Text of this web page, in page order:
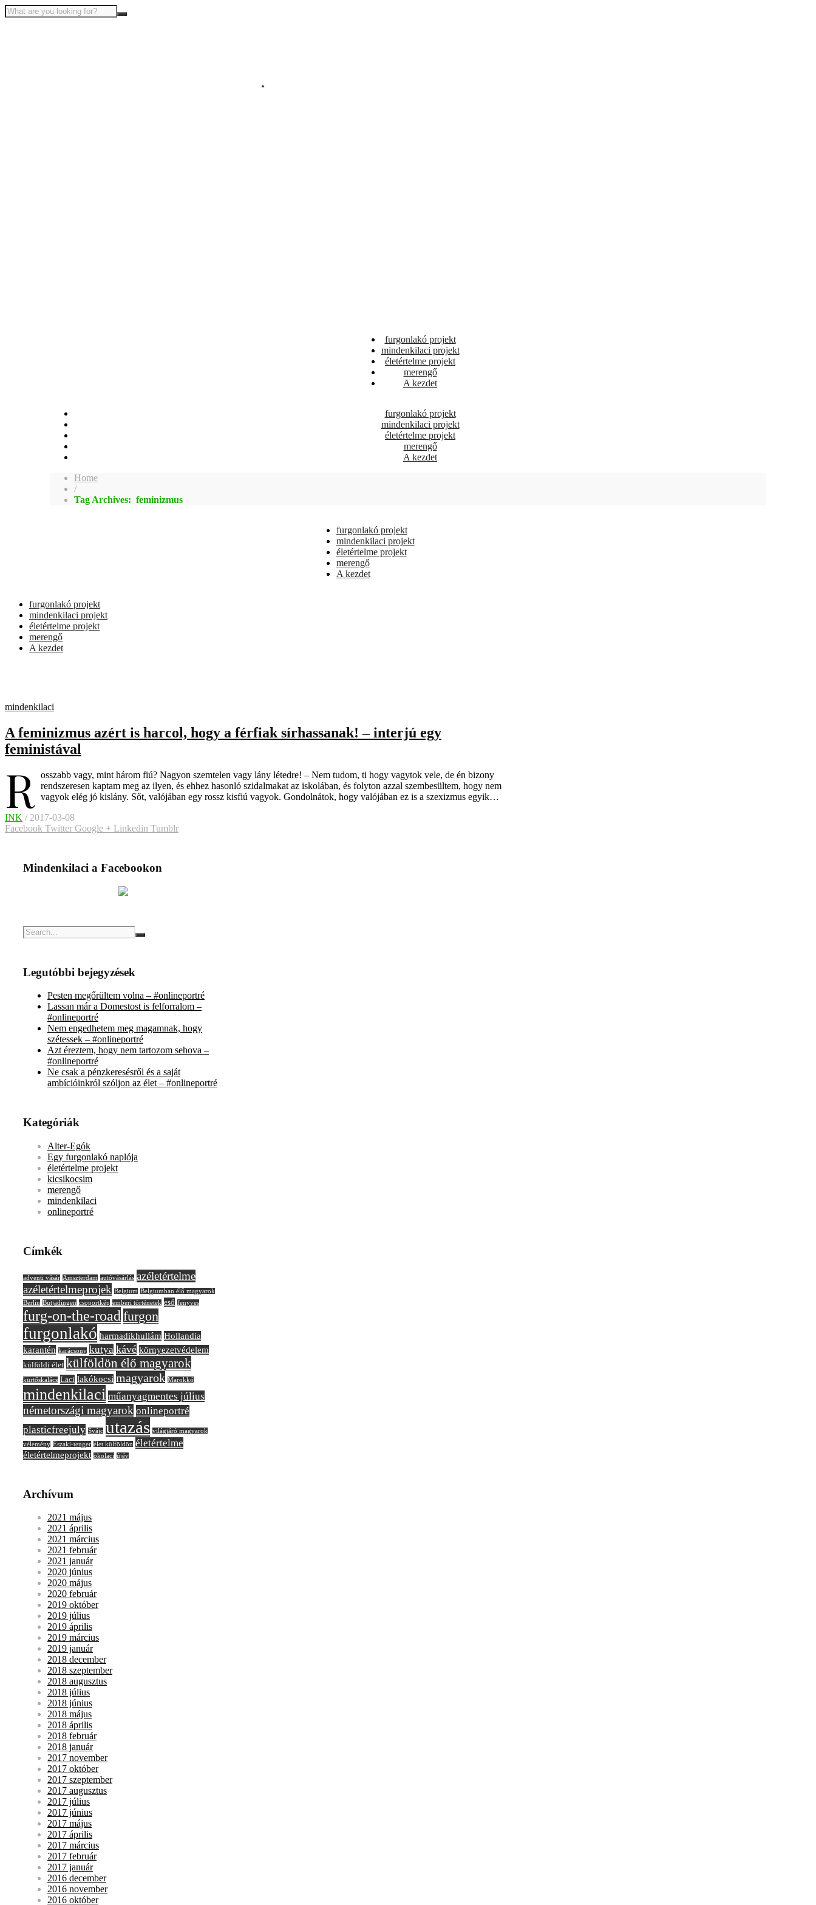
furgonlakó projekt
mindenkilaci projekt
életértelme projekt
merengő
A kezdet
furgonlakó projekt
mindenkilaci projekt
életértelme projekt
merengő
A kezdet
Home
/
Tag Archives: feminizmus
furgonlakó projekt
mindenkilaci projekt
életértelme projekt
merengő
A kezdet
furgonlakó projekt
mindenkilaci projekt
életértelme projekt
merengő
A kezdet
mindenkilaci
A feminizmus azért is harcol, hogy a férfiak sírhassanak! – interjú egy
feministával
R osszabb vagy, mint három fiú? Nagyon szemtelen vagy lány létedre! – Nem tudom, ti hogy vagytok vele, de én bizony
rendszeresen kaptam meg az ilyen, és ehhez hasonló szidalmakat az iskolában, és folyton azzal szembesültem, hogy nem
vagyok elég jó kislány. Sőt, valójában egy rossz kisfiú vagyok. Gondolnátok, hogy valójában ez is a szexizmus egyik…
INK / 2017-03-08
Facebook Twitter Google + Linkedin Tumblr
Mindenkilaci a Facebookon
Legutóbbi bejegyzések
Pesten megőrültem volna – #onlineportré
Lassan már a Domestost is felforralom –
#onlineportré
Nem engedhetem meg magamnak, hogy
szétessek – #onlineportré
Azt éreztem, hogy nem tartozom sehova –
#onlineportré
Ne csak a pénzkeresésről és a saját
ambícióinkról szóljon az élet – #onlineportré
Kategóriák
Alter-Egók
Egy furgonlakó naplója
életértelme projekt
kicsikocsim
merengő
mindenkilaci
onlineportré
Címkék
adventi vásár Amszterdam autóvásárlás azéletértelme
azéletértelmeprojek Belgium Belgiumban élő magyarok
Berlin Butjadingen csoportkép emberi történetek eső fenyves
furg-on-the-road furgon
furgonlakó harmadikhullám Hollandia
karantén karácsony kutya kávé környezetvédelem
külföldi élet külföldön élő magyarok
kürtőskalács Laci lakókocsi magyarok Marokkó
mindenkilaci műanyagmentes július
németországi magyarok onlineportré
plasticfreejuly Svájc utazás világjáró magyarok
vélemény Északi-tenger élet külföldön életértelme
életértelmeprojekt ökolaci újév
Archívum
2021 május
2021 április
2021 március
2021 február
2021 január
2020 június
2020 május
2020 február
2019 október
2019 július
2019 április
2019 március
2019 január
2018 december
2018 szeptember
2018 augusztus
2018 július
2018 június
2018 május
2018 április
2018 február
2018 január
2017 november
2017 október
2017 szeptember
2017 augusztus
2017 július
2017 június
2017 május
2017 április
2017 március
2017 február
2017 január
2016 december
2016 november
2016 október